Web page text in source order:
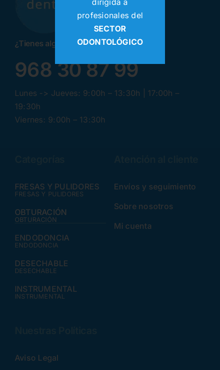
¿Tienes alguna pregunta? ¡Llamanos!
968 30 87 99
Lunes -> Jueves: 9:00h – 13:30h | 17:00h –
19:30h
Viernes: 9:00h – 13:30h
FRESAS Y PULIDORES
FRESAS Y PULIDORES
OBTURACIÓN
OBTURACIÓN
ENDODONCIA
ENDODONCIA
DESECHABLE
DESECHABLE
INSTRUMENTAL
INSTRUMENTAL
Envíos y seguimiento
Sobre nosotros
Mi cuenta
Aviso Legal
dirigida a
profesionales del
SECTOR
ODONTOLÓGICO